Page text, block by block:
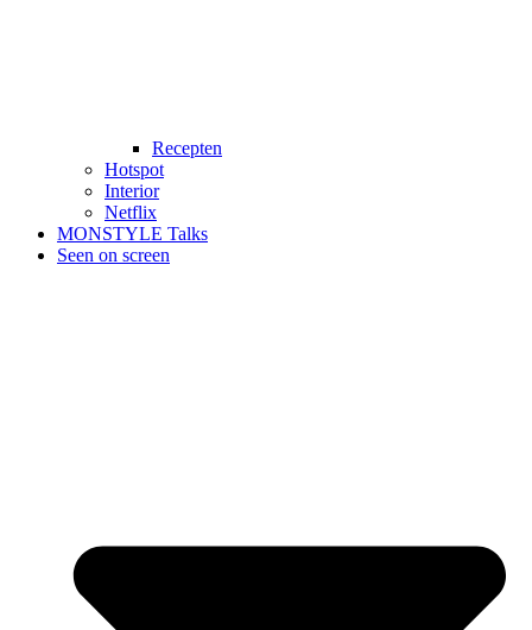
Recepten
Hotspot
Interior
Netflix
MONSTYLE Talks
Seen on screen